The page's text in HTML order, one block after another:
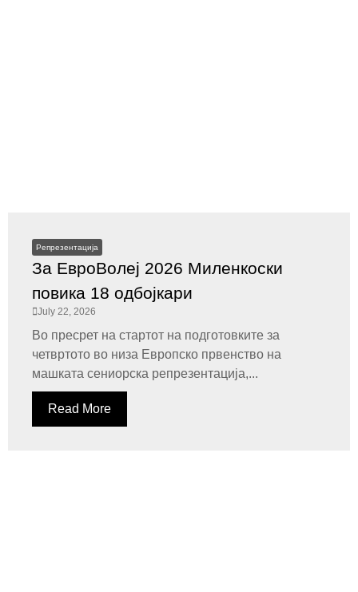
Репрезентација
За ЕвроВолеј 2026 Миленкоски
повика 18 одбојкари
July 22, 2026
Во пресрет на стартот на подготовките за
четвртото во низа Европско првенство на
машката сениорска репрезентација,...
Read More